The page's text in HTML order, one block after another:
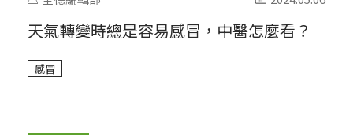
天氣轉變時總是容易感冒，中醫怎麼看？
感冒